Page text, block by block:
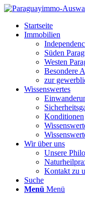
Startseite
Immobilien
Süden
Westen
Besondere
zur
Wissenswertes
Konditionen
Wir über uns
Unsere
Kontakt zu
Suche
Menü Menü